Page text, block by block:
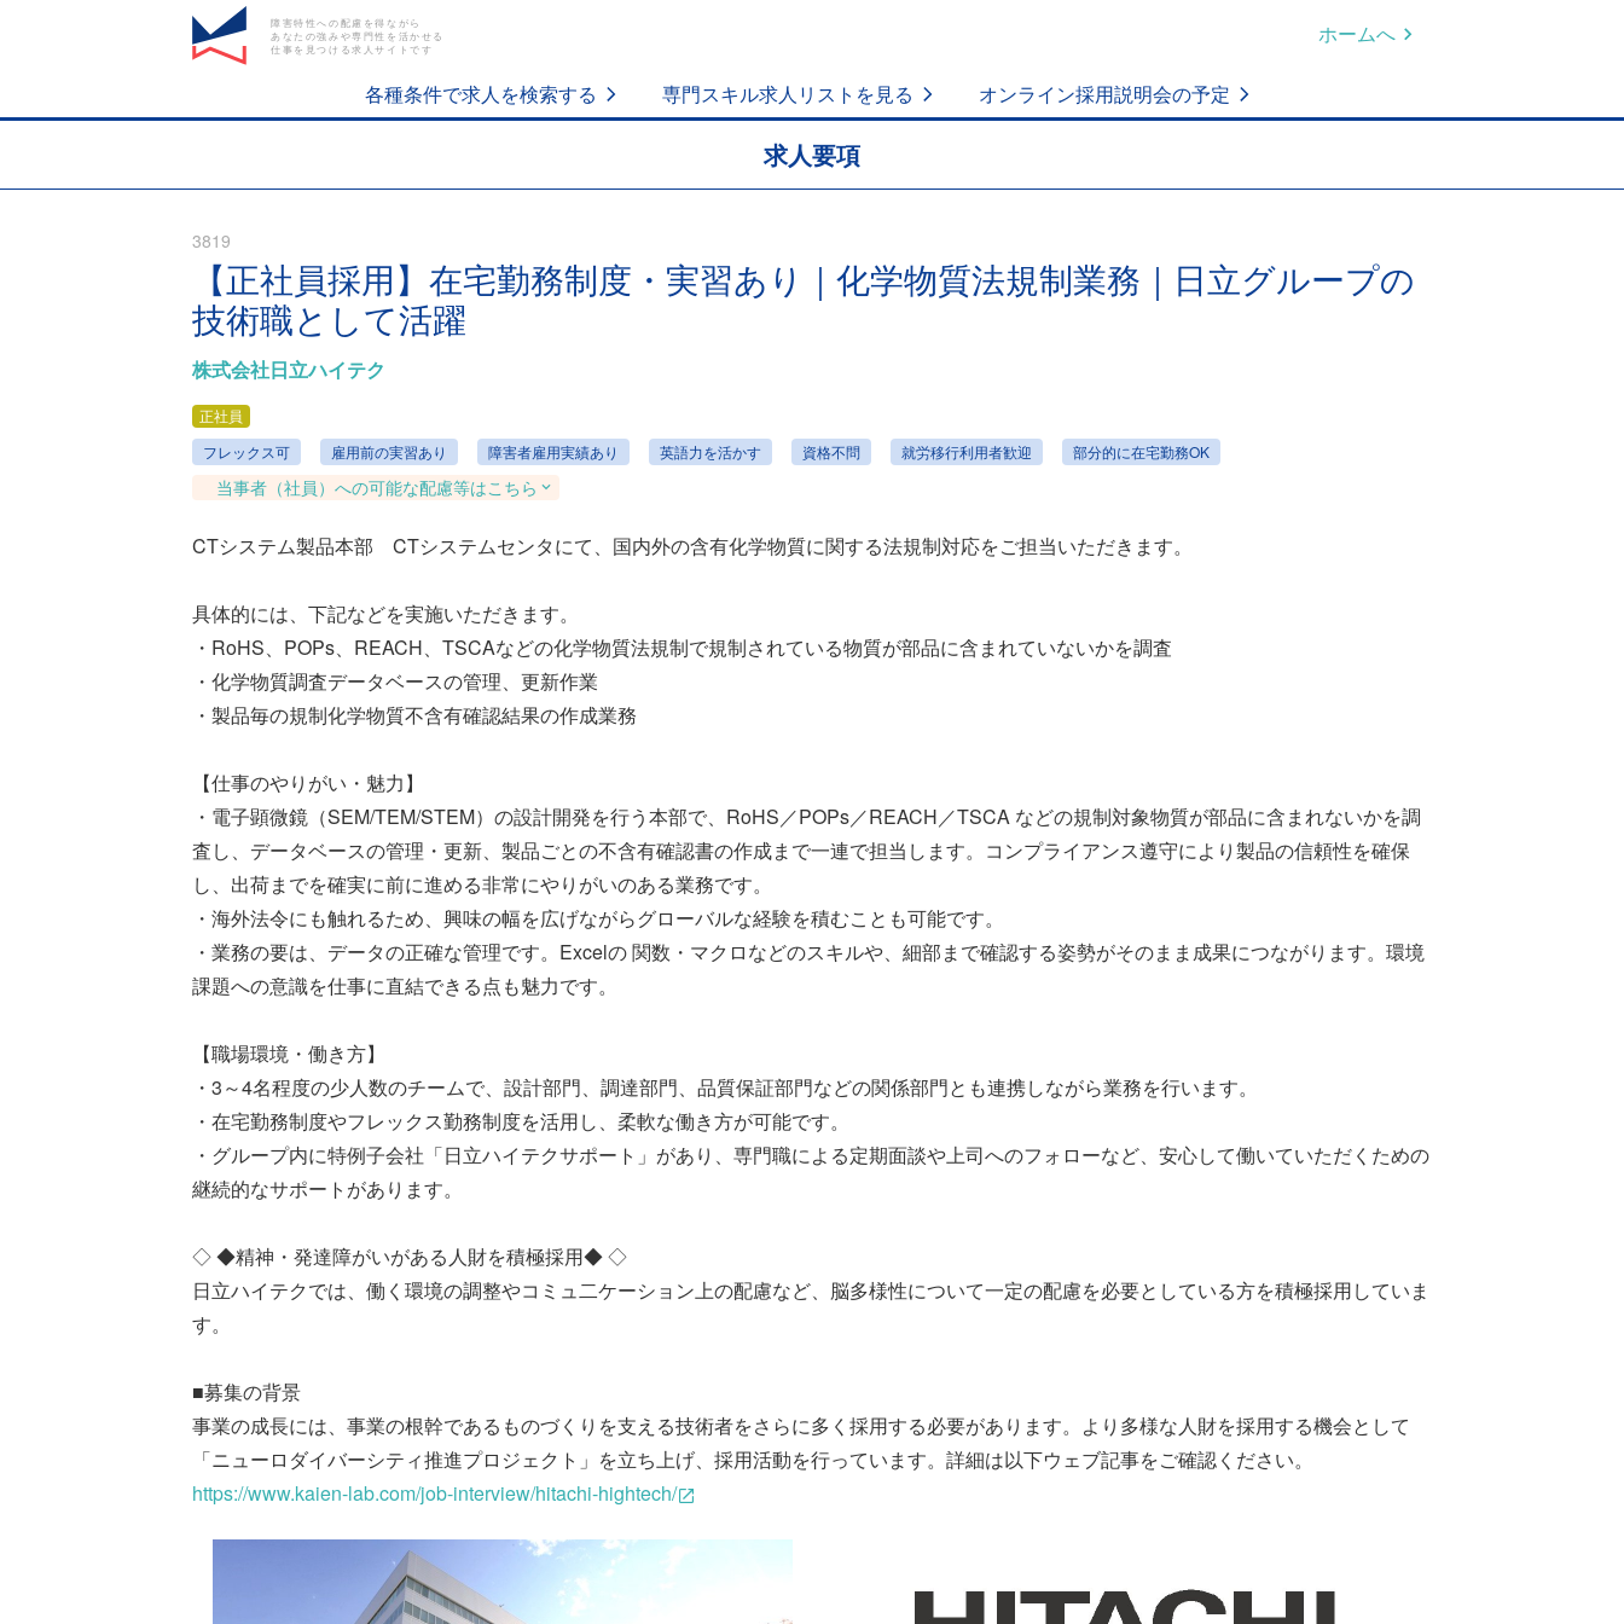
障害特性への配慮を得ながら
あなたの強みや専門性を活かせる
仕事を見つける求人サイトです
ホームへ
各種条件で求人を検索する 専門スキル求人リストを見る オンライン採用説明会の予定
求人要項
3819
【正社員採用】在宅勤務制度・実習あり｜化学物質法規制業務｜日立グループの
技術職として活躍
株式会社日立ハイテク
正社員
フレックス可
雇用前の実習あり 障害者雇用実績あり 英語力を活かす 資格不問 就労移行利用者歓迎 部分的に在宅勤務OK
当事者（社員）への可能な配慮等はこちら
CTシステム製品本部 CTシステムセンタにて、国内外の含有化学物質に関する法規制対応をご担当いただきます。
具体的には、下記などを実施いただきます。
・RoHS、POPs、REACH、TSCAなどの化学物質法規制で規制されている物質が部品に含まれていないかを調査
・化学物質調査データベースの管理、更新作業
・製品毎の規制化学物質不含有確認結果の作成業務
【仕事のやりがい・魅力】
・電子顕微鏡（SEM/TEM/STEM）の設計開発を行う本部で、RoHS／POPs／REACH／TSCA などの規制対象物質が部品に含まれないかを調
査し、データベースの管理・更新、製品ごとの不含有確認書の作成まで一連で担当します。コンプライアンス遵守により製品の信頼性を確保
し、出荷までを確実に前に進める非常にやりがいのある業務です。
・海外法令にも触れるため、興味の幅を広げながらグローバルな経験を積むことも可能です。
・業務の要は、データの正確な管理です。Excelの 関数・マクロなどのスキルや、細部まで確認する姿勢がそのまま成果につながります。環境
課題への意識を仕事に直結できる点も魅力です。
【職場環境・働き方】
・3～4名程度の少人数のチームで、設計部門、調達部門、品質保証部門などの関係部門とも連携しながら業務を行います。
・在宅勤務制度やフレックス勤務制度を活用し、柔軟な働き方が可能です。
・グループ内に特例子会社「日立ハイテクサポート」があり、専門職による定期面談や上司へのフォローなど、安心して働いていただくための
継続的なサポートがあります。
◇ ◆精神・発達障がいがある人財を積極採用◆ ◇
日立ハイテクでは、働く環境の調整やコミュ二ケーション上の配慮など、脳多様性について一定の配慮を必要としている方を積極採用していま
す。
■募集の背景
事業の成長には、事業の根幹であるものづくりを支える技術者をさらに多く採用する必要があります。より多様な人財を採用する機会として
「ニューロダイバーシティ推進プロジェクト」を立ち上げ、採用活動を行っています。詳細は以下ウェブ記事をご確認ください。
https://www.kaien-lab.com/job-interview/hitachi-hightech/